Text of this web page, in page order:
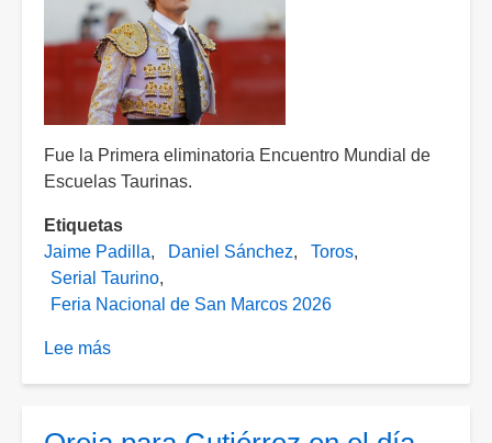
Fue la Primera eliminatoria Encuentro Mundial de
Escuelas Taurinas.
Etiquetas
Jaime Padilla
Daniel Sánchez
Toros
Serial Taurino
Feria Nacional de San Marcos 2026
Lee más